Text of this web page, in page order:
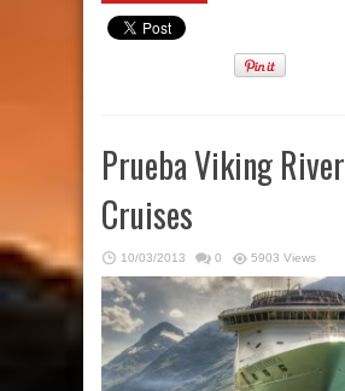
Prueba Viking River
Cruises
10/03/2013 0 5903 Views